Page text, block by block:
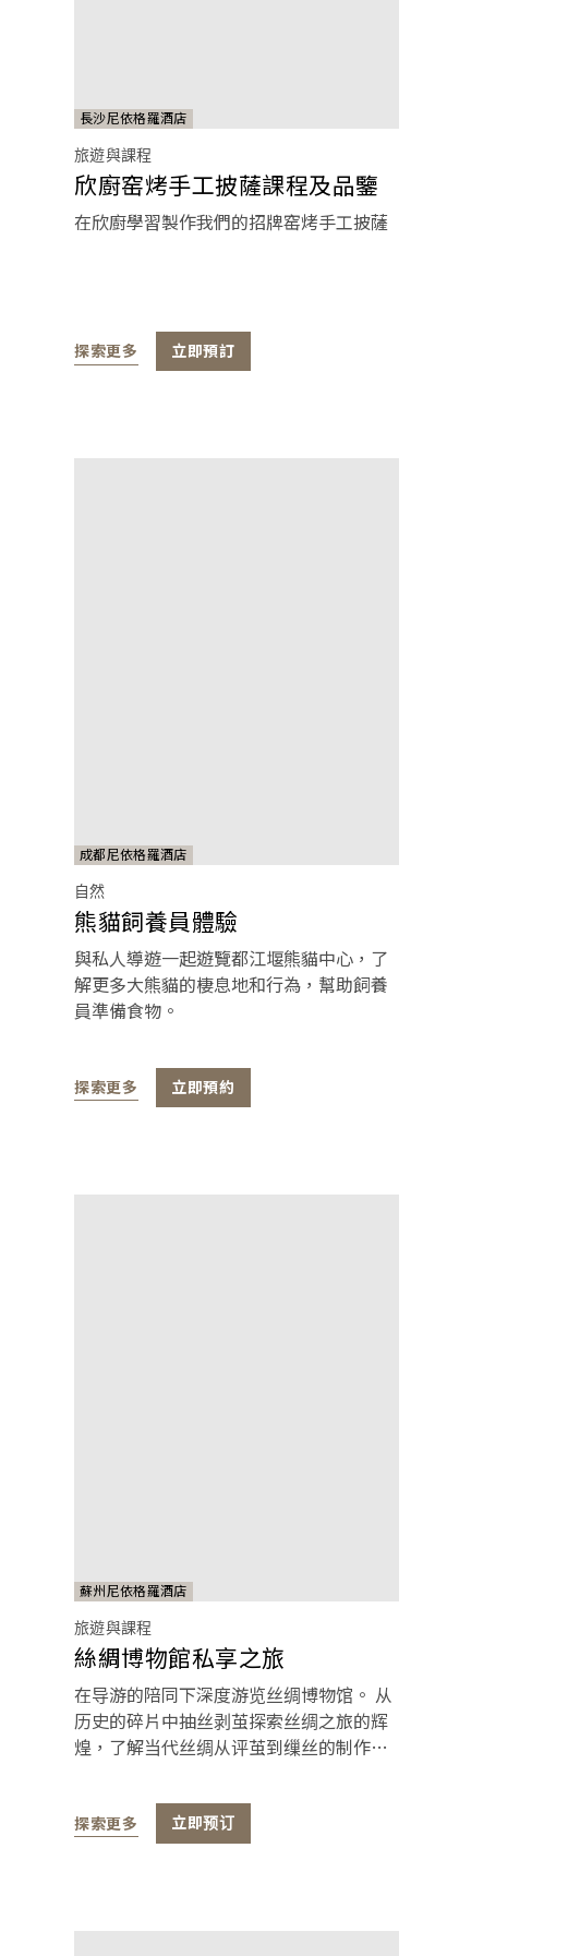
長沙尼依格羅酒店
旅遊與課程
欣廚窑烤手工披薩課程及品鑒
在欣廚學習製作我們的招牌窑烤手工披薩
探索更多 立即預訂
成都尼依格羅酒店
自然
熊貓飼養員體驗
與私人導遊一起遊覽都江堰熊貓中心，了
解更多大熊貓的棲息地和行為，幫助飼養
員準備食物。
探索更多 立即預約
蘇州尼依格羅酒店
旅遊與課程
絲綢博物館私享之旅
在导游的陪同下深度游览丝绸博物馆。 从
历史的碎片中抽丝剥茧探索丝绸之旅的辉
煌，了解当代丝绸从评茧到缫丝的制作流
探索更多 立即预订